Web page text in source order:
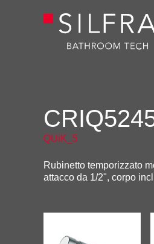
QUiK_5
Rubinetto temporizzato
attacco da 1/2", corpo